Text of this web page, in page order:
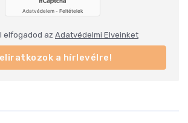
elfogadod az Adatvédelmi Elveinket
a hírlevélre!